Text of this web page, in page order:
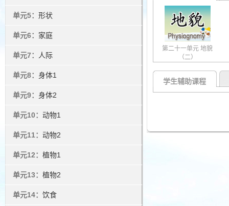
单元5： 形状
单元6： 家庭
单元7： 人际
单元8： 身体1
单元9： 身体2
单元10： 动物1
单元11： 动物2
单元12： 植物1
单元13： 植物2
单元14： 饮食
第二十一单元 地貌
（二）
学生辅助课程